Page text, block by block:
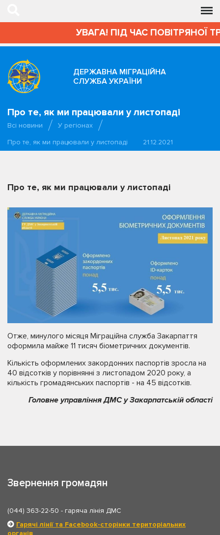
УВАГА! ПІД ЧАС ПОВІТРЯНОЇ
ДЕРЖАВНА МІГРАЦІЙНА
СЛУЖБА УКРАЇНИ
Про те, як ми працювали у листопаді
Всі новини
У регіонах
Про те, як ми працювали у листопаді
21.12.2021
Про те, як ми працювали у листопаді
Отже, минулого місяця Міграційна служба Закарпаття
оформила майже 11 тисяч біометричних документів.
Кількість оформлених закордонних паспортів зросла на
40 відсотків у порівнянні з листопадом 2020 року, а
кількість громадянських паспортів - на 45 відсотків.
Головне управління ДМС у Закарпатській області
Звернення громадян
(044) 363-22-50 - гаряча лінія ДМС
Гарячі лінії та Facebook-сторінки територіальних
органів